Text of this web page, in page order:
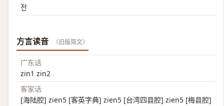
전
方言读音 （旧版简文）
广东话
zin1 zin2
客家话
[海陆腔] zien5 [客英字典] zien5 [台湾四县腔] zien5 [梅县腔]